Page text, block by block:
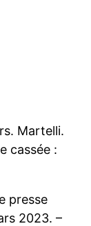
Martelli.
cassée :
presse
2023. –